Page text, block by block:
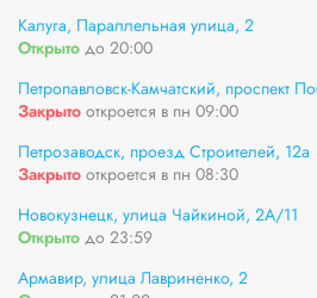
Калуга, Параллельная улица, 2
Открыто до 20:00
Петропавловск-Камчатский, проспект
Закрыто откроется в пн 09:00
Петрозаводск, проезд Строителей, 12а
Закрыто откроется в пн 08:30
Новокузнецк, улица Чайкиной, 2А/11
Открыто до 23:59
Армавир, улица Лавриненко, 2